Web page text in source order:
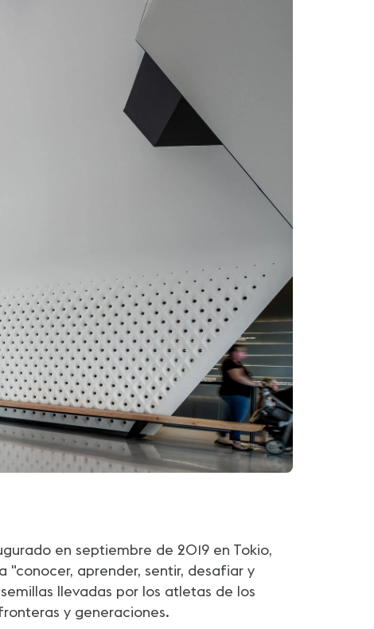
en septiembre de 2019 en Tokio,
"conocer, aprender, sentir, desafiar y
llevadas por los atletas de los
y generaciones.